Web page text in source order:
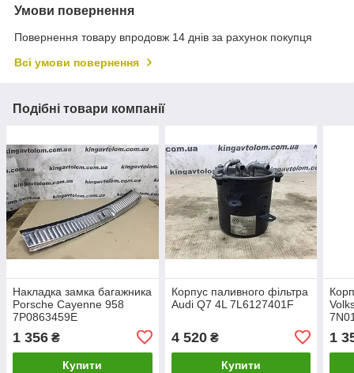
Умови повернення
Повернення товару впродовж 14 днів за рахунок покупця
Всі умови повернення
Подібні товари компанії
Накладка замка багажника
Porsche Cayenne 958
7P0863459E
1 356 ₴
Купити
Корпус паливного фільтра
Audi Q7 4L 7L6127401F
4 520₴
Купити
1